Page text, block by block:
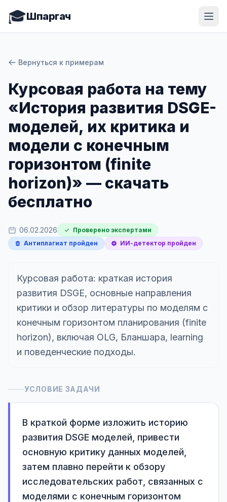
🎓Шпаргач
Вернуться к примерам
Курсовая работа на тему
«История развития DSGE-
моделей, их критика и
модели с конечным
горизонтом (finite
horizon)» — скачать
бесплатно
06.02.2026
Проверено экспертами
Антиплагиат пройден
ИИ-детектор пройден
Курсовая работа: краткая история
развития DSGE, основные направления
критики и обзор литературы по моделям с
конечным горизонтом планирования (finite
horizon), включая OLG, Бланшара, learning
и поведенческие подходы.
УСЛОВИЕ ЗАДАЧИ
В краткой форме изложить историю
развития DSGE моделей, привести
основную критику данных моделей,
затем плавно перейти к обзору
исследовательских работ, связанных с
моделями с конечным горизонтом